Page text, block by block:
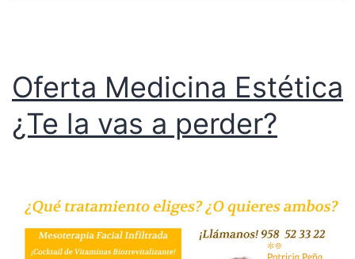
Oferta Medicina Estética
¿Te la vas a perder?